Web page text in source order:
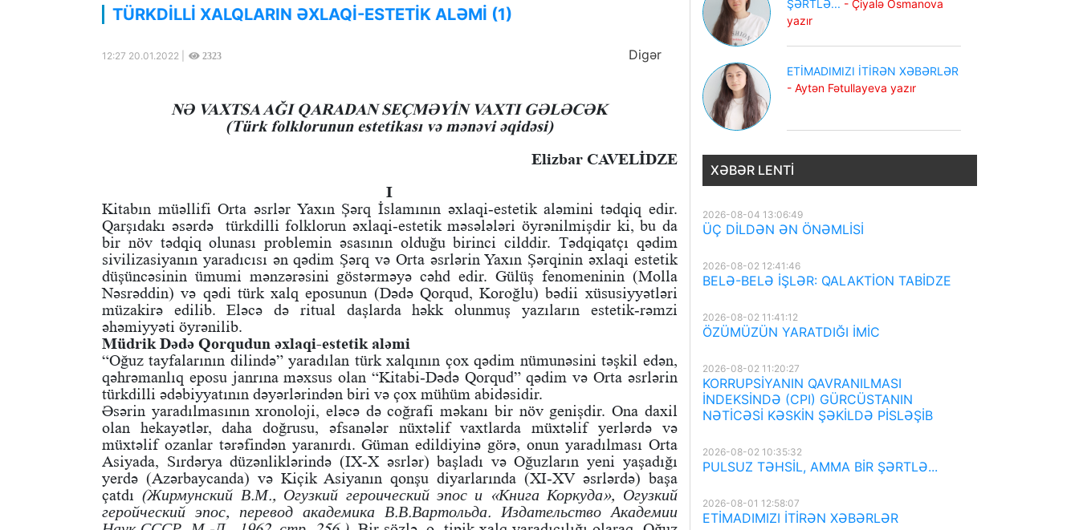
TÜRKDİLLİ XALQLARIN ƏXLAQİ-ESTETİK ALƏMİ (1)
12:27 20.01.2022 | 2323 Digər
NƏ VAXTSA AĞI QARADAN SEÇMƏYİN VAXTI GƏLƏCƏK
(Türk folklorunun estetikası və mənəvi əqidəsi)
Elizbar CAVELİDZE
I
Kitabın müəllifi Orta əsrlər Yaxın Şərq İslamının əxlaqi-estetik aləmini tədqiq edir.
Qarşıdakı əsərdə türkdilli folklorun əxlaqi-estetik məsələləri öyrənilmişdir ki, bu da
bir növ tədqiq olunası problemin əsasının olduğu birinci cilddir. Tədqiqatçı qədim
sivilizasiyanın yaradıcısı ən qədim Şərq və Orta əsrlərin Yaxın Şərqinin əxlaqi estetik
düşüncəsinin ümumi mənzərəsini göstərməyə cəhd edir. Gülüş fenomeninin (Molla
Nəsrəddin) və qədi türk xalq eposunun (Dədə Qorqud, Koroğlu) bədii xüsusiyyətləri
müzakirə edilib. Eləcə də ritual daşlarda həkk olunmuş yazıların estetik-rəmzi
əhəmiyyəti öyrənilib.
Müdrik Dədə Qorqudun əxlaqi-estetik aləmi
“Oğuz tayfalarının dilində” yaradılan türk xalqının çox qədim nümunəsini təşkil edən,
qəhrəmanlıq eposu janrına məxsus olan “Kitabi-Dədə Qorqud” qədim və Orta əsrlərin
türkdilli ədəbiyyatının dəyərlərindən biri və çox mühüm abidəsidir.
Əsərin yaradılmasının xronoloji, eləcə də coğrafi məkanı bir növ genişdir. Ona daxil
olan hekayətlər, daha doğrusu, əfsanələr nüxtəlif vaxtlarda müxtəlif yerlərdə və
müxtəlif ozanlar tərəfindən yaranırdı. Güman edildiyinə görə, onun yaradılması Orta
Asiyada, Sırdərya düzənliklərində (IX-X əsrlər) başladı və Oğuzların yeni yaşadığı
yerdə (Azərbaycanda) və Kiçik Asiyanın qonşu diyarlarında (XI-XV əsrlərdə) başa
çatdı (Жирмунский В.М., Огузкий героический эпос и «Книга Коркуда», Огузкий
геройческий эпос, перевод академика В.В.Вартольда. Издательство Академии
ŞƏRTLƏ... - Çiyalə Osmanova
yazır
ETİMADIMIZI İTİRƏN XƏBƏRLƏR
- Aytən Fətullayeva yazır
XƏBƏR LENTI
2026-08-04 13:06:49
ÜÇ DİLDƏN ƏN ÖNƏMLİSİ
2026-08-02 12:41:46
BELƏ-BELƏ İŞLƏR: QALAKTİON TABİDZE
2026-08-02 11:41:12
ÖZÜMÜZÜN YARATDIĞI İMİC
2026-08-02 11:20:27
KORRUPSİYANIN QAVRANILMASI
İNDEKSİNDƏ (CPI) GÜRCÜSTANIN
NƏTİCƏSİ KƏSKİN ŞƏKİLDƏ PİSLƏŞİB
2026-08-02 10:35:32
PULSUZ TƏHSİL, AMMA BİR ŞƏRTLƏ...
2026-08-01 12:58:07
ETİMADIMIZI İTİRƏN XƏBƏRLƏR